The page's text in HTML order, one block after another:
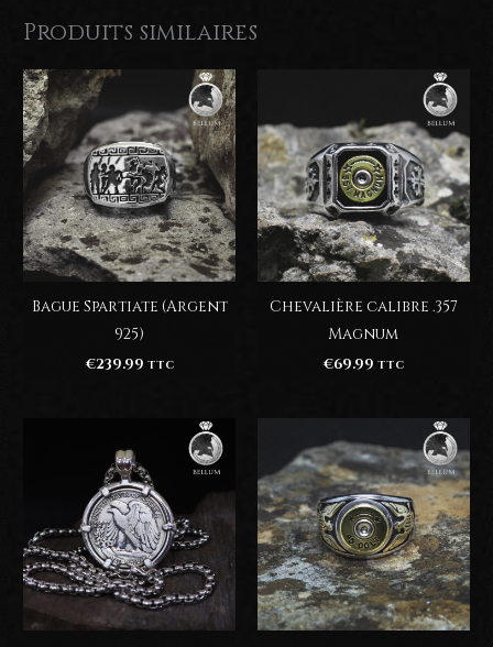
Produits similaires
Bague Spartiate (Argent
925)
€239.99 TTC
Chevalière calibre .357
Magnum
€69.99 TTC